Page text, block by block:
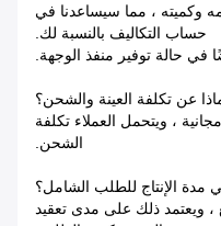
وكميته ، مما سيساعدنا في
حساب التكاليف بالنسبة لك.
، ويتحمل العملاء تكلفة
الشحن.
من 1 إلى 3 أسابيع ، ويعتمد ذلك على مدى تعقيد